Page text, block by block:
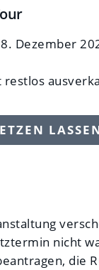
Dezember
restlos
nicht
die